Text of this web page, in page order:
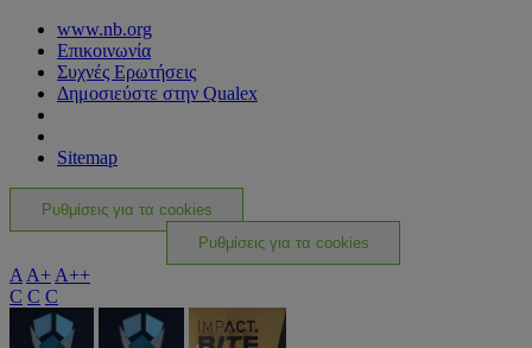
www.nb.org
Επικοινωνία
Συχνές Ερωτήσεις
Δημοσιεύστε στην Qualex
Sitemap
Ρυθμίσεις για τα cookies
Ρυθμίσεις για τα cookies
A A+ A++
C C C